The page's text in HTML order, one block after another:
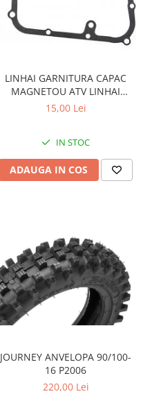
LINHAI GARNITURA CAPAC
MAGNETOU ATV LINHAI
260/300/400 - 23617
15,00 Lei
IN STOC
ADAUGA IN COS
JOURNEY ANVELOPA 90/100-
16 P2006
220,00 Lei